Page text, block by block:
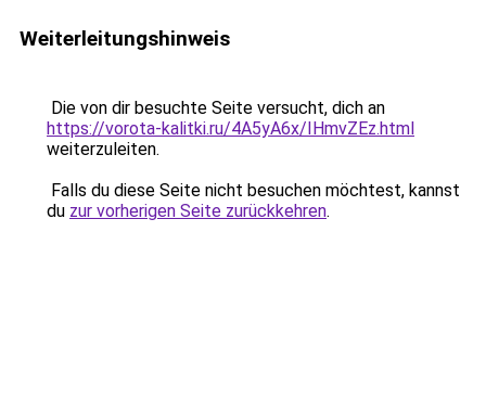
Weiterleitungshinweis
Die von dir besuchte Seite versucht, dich an
https://vorota-kalitki.ru/4A5yA6x/IHmvZEz.html
weiterzuleiten.
Falls du diese Seite nicht besuchen möchtest, kannst
du zur vorherigen Seite zurückkehren.